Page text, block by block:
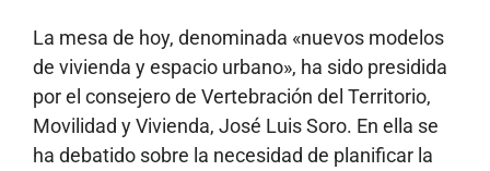
La mesa de hoy, denominada «nuevos modelos
de vivienda y espacio urbano», ha sido presidida
por el consejero de Vertebración del Territorio,
Movilidad y Vivienda, José Luis Soro. En ella se
ha debatido sobre la necesidad de planificar la